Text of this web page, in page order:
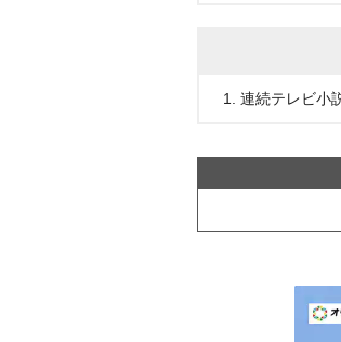
1. 連続テレビ小